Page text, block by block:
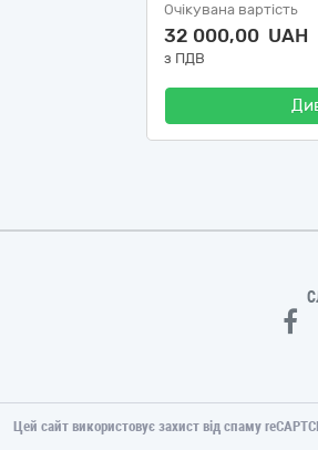
Очікувана вартість
32 000,00 UAH
з ПДВ
Цей сайт використовує захист від спаму